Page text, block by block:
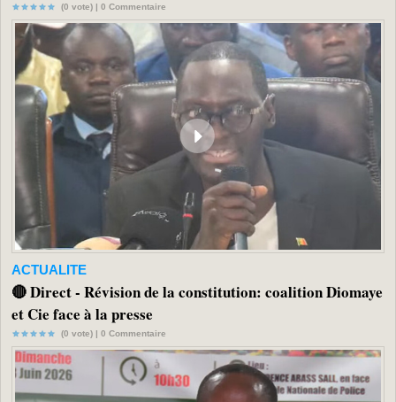
(0 vote) | 0 Commentaire
ACTUALITE
🔴 Direct - Révision de la constitution: coalition Diomaye
et Cie face à la presse
(0 vote) | 0 Commentaire